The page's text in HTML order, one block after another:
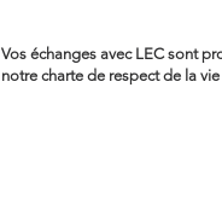
Vos échanges avec LEC sont
notre charte de respect de la